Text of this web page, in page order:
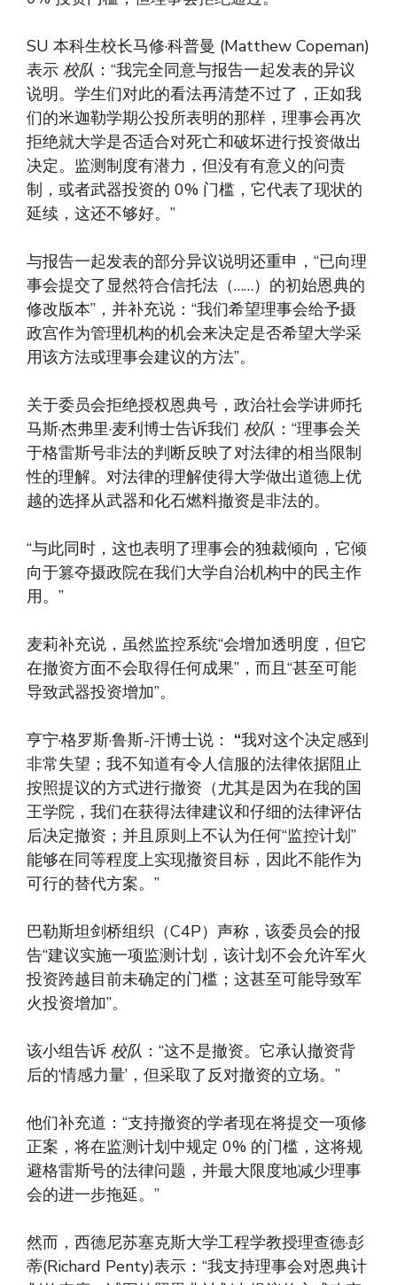
SU 本科生校长马修·科普曼 (Matthew Copeman)
表示 校队 ：“我完全同意与报告一起发表的异议
说明。学生们对此的看法再清楚不过了，正如我
们的米迦勒学期公投所表明的那样，理事会再次
拒绝就大学是否适合对死亡和破坏进行投资做出
决定。监测制度有潜力，但没有有意义的问责
制，或者武器投资的 0% 门槛，它代表了现状的
延续，这还不够好。”
与报告一起发表的部分异议说明还重申，“已向理
事会提交了显然符合信托法（……）的初始恩典的
修改版本”，并补充说：“我们希望理事会给予摄
政宫作为管理机构的机会来决定是否希望大学采
用该方法或理事会建议的方法”。
关于委员会拒绝授权恩典号，政治社会学讲师托
马斯·杰弗里·麦利博士告诉我们 校队 ：“理事会关
于格雷斯号非法的判断反映了对法律的相当限制
性的理解。对法律的理解使得大学做出道德上优
越的选择从武器和化石燃料撤资是非法的。
“与此同时，这也表明了理事会的独裁倾向，它倾
向于篡夺摄政院在我们大学自治机构中的民主作
用。”
麦莉补充说，虽然监控系统“会增加透明度，但它
在撤资方面不会取得任何成果”，而且“甚至可能
导致武器投资增加”。
亨宁·格罗斯·鲁斯-汗博士说： “我对这个决定感到
非常失望；我不知道有令人信服的法律依据阻止
按照提议的方式进行撤资（尤其是因为在我的国
王学院，我们在获得法律建议和仔细的法律评估
后决定撤资；并且原则上不认为任何“监控计划”
能够在同等程度上实现撤资目标，因此不能作为
可行的替代方案。”
巴勒斯坦剑桥组织（C4P）声称，该委员会的报
告“建议实施一项监测计划，该计划不会允许军火
投资跨越目前未确定的门槛；这甚至可能导致军
火投资增加”。
该小组告诉 校队 ：“这不是撤资。它承认撤资背
后的‘情感力量’，但采取了反对撤资的立场。”
他们补充道：“支持撤资的学者现在将提交一项修
正案，将在监测计划中规定 0% 的门槛，这将规
避格雷斯号的法律问题，并最大限度地减少理事
会的进一步拖延。”
然而，西德尼苏塞克斯大学工程学教授理查德·彭
蒂(Richard Penty)表示：“我支持理事会对恩典计